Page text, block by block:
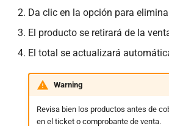
Da clic en la opción para
El producto se retirará de la
El total se actualizará
Warning
Revisa bien los productos antes de
en el ticket o comprobante de venta.